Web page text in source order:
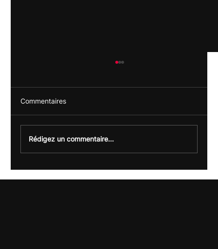
Commentaires
Rédigez un commentaire...